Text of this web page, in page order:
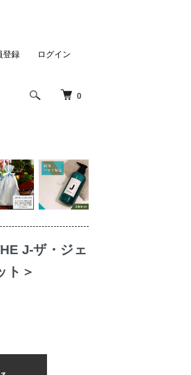
0
登録 ログイン
J-ザ・ジェ
ト＞